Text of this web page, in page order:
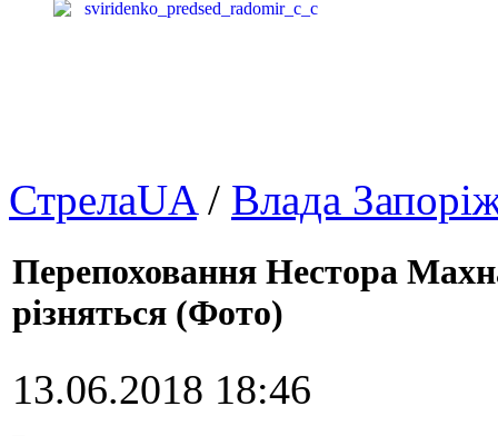
СтрелаUA/ Влада
Перепоховання Нестора
різняться (Фото)
13.06.2018 18:46